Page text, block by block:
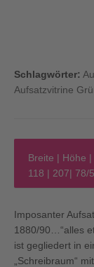
Schlagwörter:
Aufsatzvitrine
Breite | Höhe |
118 | 207| 78/
Imposanter
1880/90…“alles
ist gegliedert in
„Schreibraum“